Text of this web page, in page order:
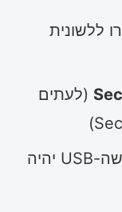
(לעתים
שנו את סדר האתחול כך שה-USB יהיה